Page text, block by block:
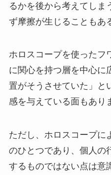
るかを後から考えてしま
ず摩擦が生じることもあ
ホロスコープを使ったフ
に関心を持つ層を中心に
置がそうさせていた」と
感を与えている面もあり
ただし、ホロスコープに
のひとつであり、個人の
するものではない点は意